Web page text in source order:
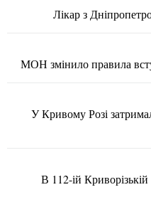
Лікар з
МОН змінило правила
У Кривому Розі
В 112-ій